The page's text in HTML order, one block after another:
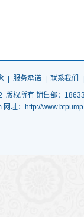
服务承诺 联系我们
版权所有 销售部：
址：http://